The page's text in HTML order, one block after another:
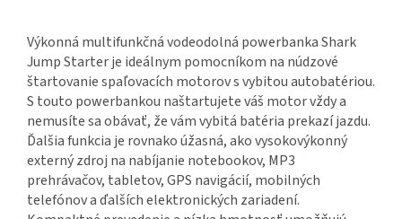
Výkonná multifunkčná vodeodolná powerbanka Shark
Jump Starter je ideálnym pomocníkom na núdzové
štartovanie spaľovacích motorov s vybitou autobatériou.
S touto powerbankou naštartujete váš motor vždy a
nemusíte sa obávať, že vám vybitá batéria prekazí jazdu.
Ďalšia funkcia je rovnako úžasná, ako vysokovýkonný
externý zdroj na nabíjanie notebookov, MP3
prehrávačov, tabletov, GPS navigácií, mobilných
telefónov a ďalších elektronických zariadení.